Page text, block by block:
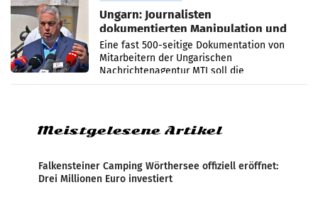
Ungarn: Journalisten
dokumentierten Manipulation und
Zensur
Eine fast 500-seitige Dokumentation von
Mitarbeitern der Ungarischen
Nachrichtenagentur MTI soll die
systematische Nachrichten-Manipulation und
Meistgelesene Artikel
Falkensteiner Camping Wörthersee offiziell eröffnet:
Drei Millionen Euro investiert